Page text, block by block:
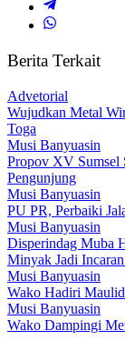
Berita Terkait
Advetorial
Wujudkan Metal
Toga
Musi Banyuasin
Propov XV Sumsel
Pengunjung
Musi Banyuasin
PU PR, Perbaiki
Musi Banyuasin
Disperindag Muba
Minyak Jadi
Musi Banyuasin
Wako Hadiri
Musi Banyuasin
Wako Dampingi